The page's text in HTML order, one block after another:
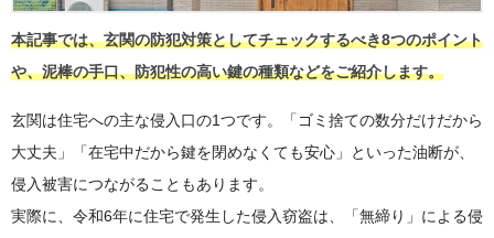
本記事では、玄関の防犯対策としてチェックするべき8つのポイント
や、泥棒の手口、防犯性の高い鍵の種類などをご紹介します。
玄関は住宅への主な侵入口の1つです。「ゴミ捨ての数分だけだから
大丈夫」「在宅中だから鍵を閉めなくても安心」といった油断が、
侵入被害につながることもあります。
実際に、令和6年に住宅で発生した侵入窃盗は、「無締り」による侵